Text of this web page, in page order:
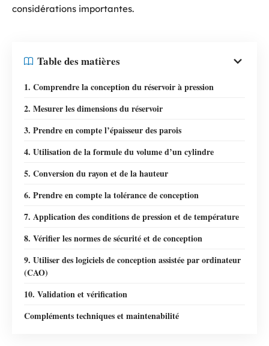
considérations importantes.
Table des matières
1. Comprendre la conception du réservoir à pression
2. Mesurer les dimensions du réservoir
3. Prendre en compte l’épaisseur des parois
4. Utilisation de la formule du volume d’un cylindre
5. Conversion du rayon et de la hauteur
6. Prendre en compte la tolérance de conception
7. Application des conditions de pression et de température
8. Vérifier les normes de sécurité et de conception
9. Utiliser des logiciels de conception assistée par ordinateur
(CAO)
10. Validation et vérification
Compléments techniques et maintenabilité